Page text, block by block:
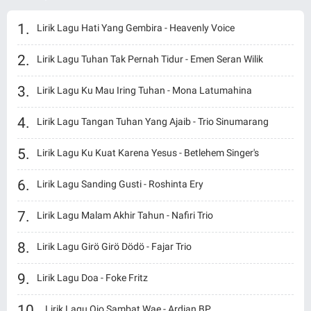
Lirik Lagu Hati Yang Gembira - Heavenly Voice
Lirik Lagu Tuhan Tak Pernah Tidur - Emen Seran Wilik
Lirik Lagu Ku Mau Iring Tuhan - Mona Latumahina
Lirik Lagu Tangan Tuhan Yang Ajaib - Trio Sinumarang
Lirik Lagu Ku Kuat Karena Yesus - Betlehem Singer's
Lirik Lagu Sanding Gusti - Roshinta Ery
Lirik Lagu Malam Akhir Tahun - Nafiri Trio
Lirik Lagu Girö Girö Dödö - Fajar Trio
Lirik Lagu Doa - Foke Fritz